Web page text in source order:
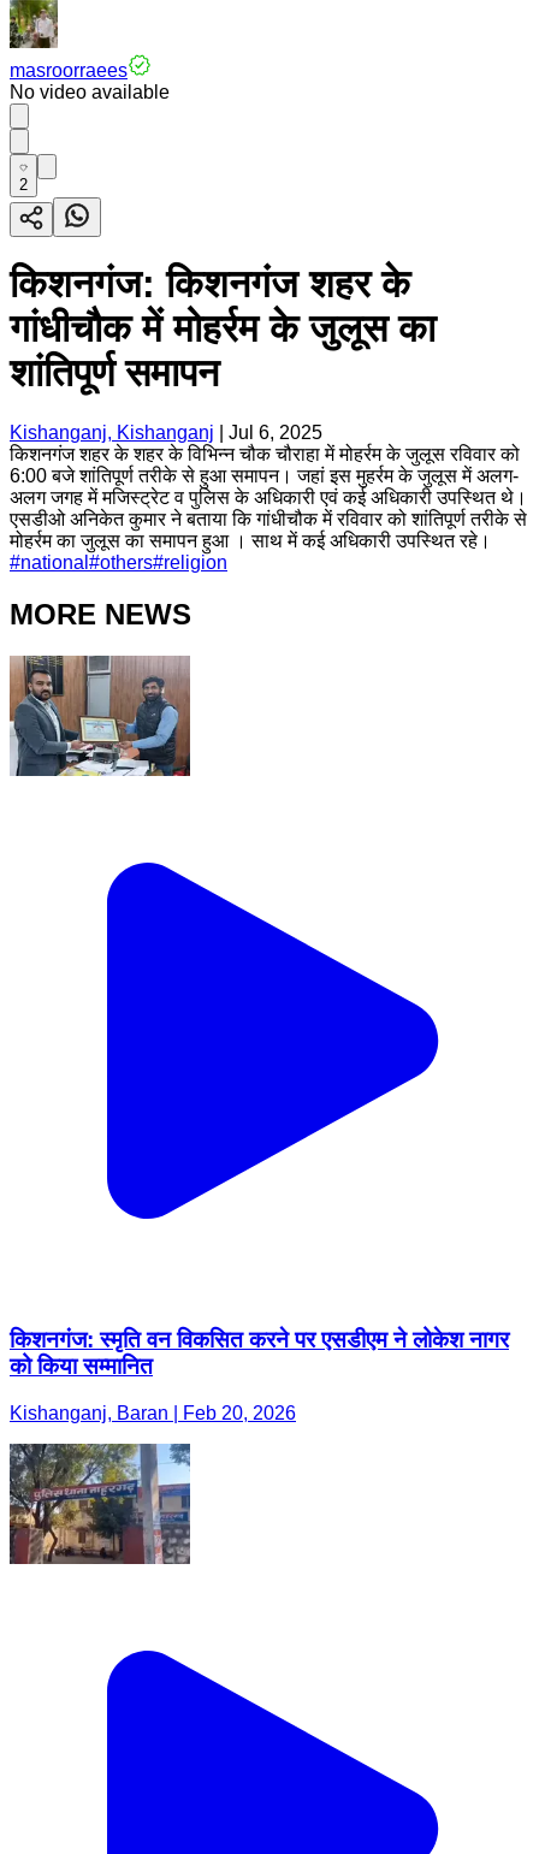
masroorraees
No video available
2
किशनगंज: किशनगंज शहर के
गांधीचौक में मोहर्रम के जुलूस का
शांतिपूर्ण समापन
Kishanganj, Kishanganj
Jul 6, 2025
किशनगंज शहर के शहर के विभिन्न चौक चौराहा में मोहर्रम के जुलूस रविवार को
6:00 बजे शांतिपूर्ण तरीके से हुआ समापन। जहां इस मुहर्रम के जुलूस में अलग-
अलग जगह में मजिस्ट्रेट व पुलिस के अधिकारी एवं कई अधिकारी उपस्थित थे।
एसडीओ अनिकेत कुमार ने बताया कि गांधीचौक में रविवार को शांतिपूर्ण तरीके से
मोहर्रम का जुलूस का समापन हुआ । साथ में कई अधिकारी उपस्थित रहे।
#national #others#religion
MORE NEWS
किशनगंज: स्मृति वन विकसित करने पर एसडीएम ने लोकेश नागर
को किया सम्मानित
Kishanganj, Baran | Feb 20, 2026